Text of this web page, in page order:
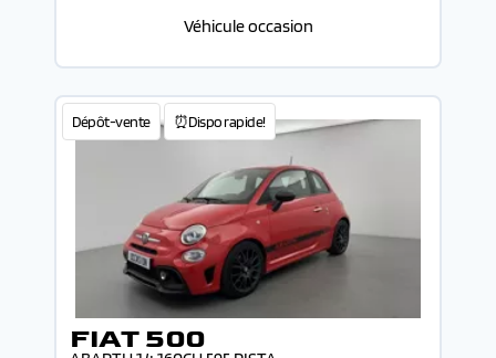
Véhicule occasion
Dépôt-vente ⏰Dispo rapide!
FIAT 500